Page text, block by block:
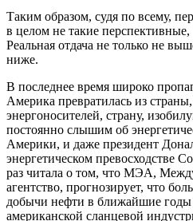
Таким образом, судя по всему,
в целом не такие перспективные,
Реальная отдача не только не
ниже.
В последнее время широко
Америка превратилась из
энергоносителей, страну,
постоянно слышим об
Америки, и даже президент
энергетическом превосходстве
раз читала о том, что МЭА,
агентство, прогнозирует, что
добычи нефти в ближайшие годы
американской сланцевой